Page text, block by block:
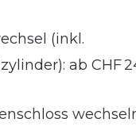
(inkl.
ab CHF